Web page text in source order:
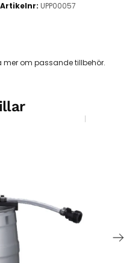
Artikelnr: UPP00057
mer om passande tillbehör.